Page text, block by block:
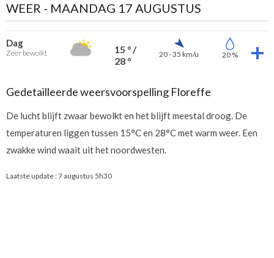
WEER - MAANDAG 17 AUGUSTUS
Dag
Zeer bewolkt
15 ° /
28 °
20 - 35 km/u 20 %
Gedetailleerde weersvoorspelling Floreffe
De lucht blijft zwaar bewolkt en het blijft meestal droog. De
temperaturen liggen tussen 15°C en 28°C met warm weer. Een
zwakke wind waait uit het noordwesten.
Laatste update :7 augustus 5h30